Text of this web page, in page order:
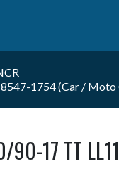
1754 (Car / Moto
17 TT LL11